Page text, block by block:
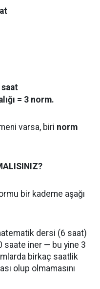
saat
= 3 norm.
varsa, biri norm
bir kademe aşağı
dersi (6 saat)
iner — bu yine 3
birkaç saatlik
olup olmamasını